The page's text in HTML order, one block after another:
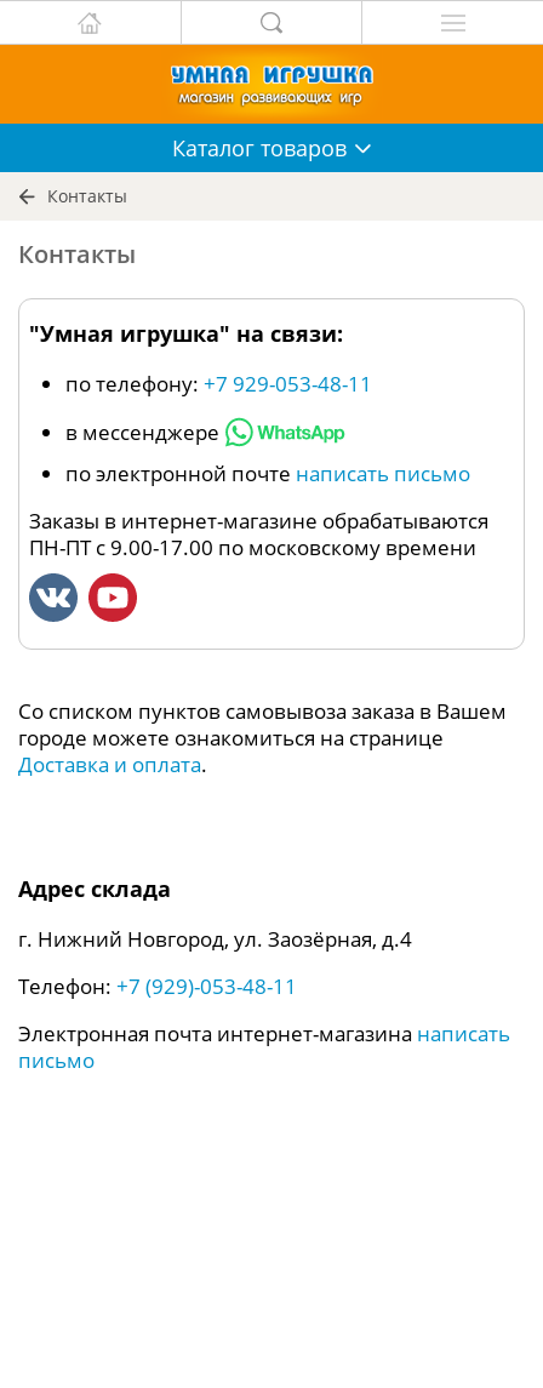
Каталог товаров
Контакты
Контакты
"Умная игрушка" на связи:
по телефону: +7 929-053-48-11
в мессенджере
по электронной почте написать письмо
Заказы в интернет-магазине обрабатываются
ПН-ПТ с 9.00-17.00 по московскому времени
Со списком пунктов самовывоза заказа в Вашем
городе можете ознакомиться на странице
Доставка и оплата.
Адрес склада
г. Нижний Новгород, ул. Заозёрная, д.4
Телефон: +7 (929)-053-48-11
Электронная почта интернет-магазина написать
письмо